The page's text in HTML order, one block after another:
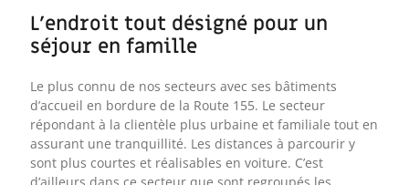
L'endroit tout désigné pour un
séjour en famille
Le plus connu de nos secteurs avec ses bâtiments
d’accueil en bordure de la Route 155. Le secteur
répondant à la clientèle plus urbaine et familiale tout en
assurant une tranquillité. Les distances à parcourir y
sont plus courtes et réalisables en voiture. C’est